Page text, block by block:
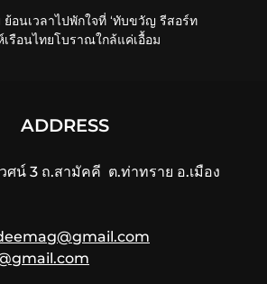
ย้อนเวลาไปพักใจที่ ‘ทับขวัญ รีสอร์ท
เรือนไทยโบราณใกล้แค่เอื้อม
ADDRESS
ศน์ 3 ถ.สามัคคี ต.ท่าทราย อ.เมือง